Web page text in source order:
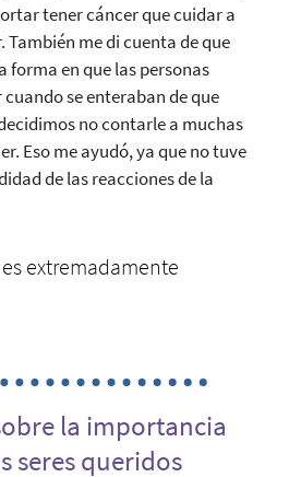
tener cáncer que cuidar a
me di cuenta de que
forma en que las personas
se enteraban de que
no contarle a muchas
Eso me ayudó, ya que no tuve
de las reacciones de la
extremadamente
la importancia
seres queridos